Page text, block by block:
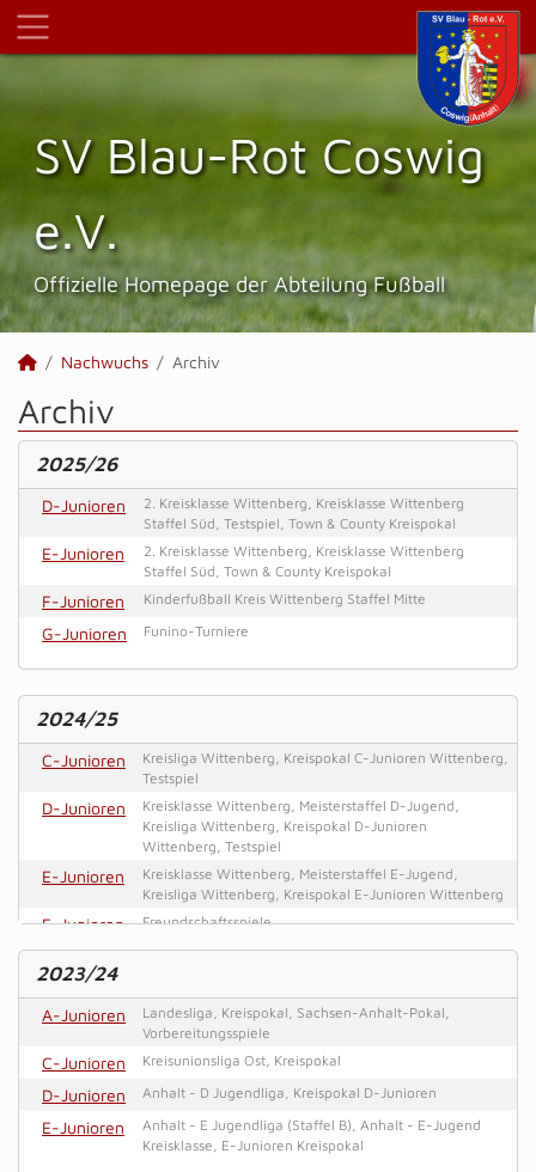
SV Blau-Rot Coswig
e.V.
Offizielle Homepage der Abteilung Fußball
Nachwuchs Archiv
Archiv
2025/26
D-Junioren
2. Kreisklasse Wittenberg, Kreisklasse Wittenberg
Staffel Süd, Testspiel, Town & County Kreispokal
E-Junioren
2. Kreisklasse Wittenberg, Kreisklasse Wittenberg
Staffel Süd, Town & County Kreispokal
F-Junioren Kinderfußball Kreis Wittenberg Staffel Mitte
G-Junioren Funino-Turniere
2024/25
C-Junioren
Kreisliga Wittenberg, Kreispokal C-Junioren Wittenberg,
Testspiel
D-Junioren
Kreisklasse Wittenberg, Meisterstaffel D-Jugend,
Kreisliga Wittenberg, Kreispokal D-Junioren
Wittenberg, Testspiel
E-Junioren
Kreisklasse Wittenberg, Meisterstaffel E-Jugend,
Kreisliga Wittenberg, Kreispokal E-Junioren Wittenberg
F-Junioren Freundschaftsspiele
2023/24
A-Junioren
Landesliga, Kreispokal, Sachsen-Anhalt-Pokal,
Vorbereitungsspiele
C-Junioren Kreisunionsliga Ost, Kreispokal
D-Junioren Anhalt - D Jugendliga, Kreispokal D-Junioren
E-Junioren
Anhalt - E Jugendliga (Staffel B), Anhalt - E-Jugend
Kreisklasse, E-Junioren Kreispokal